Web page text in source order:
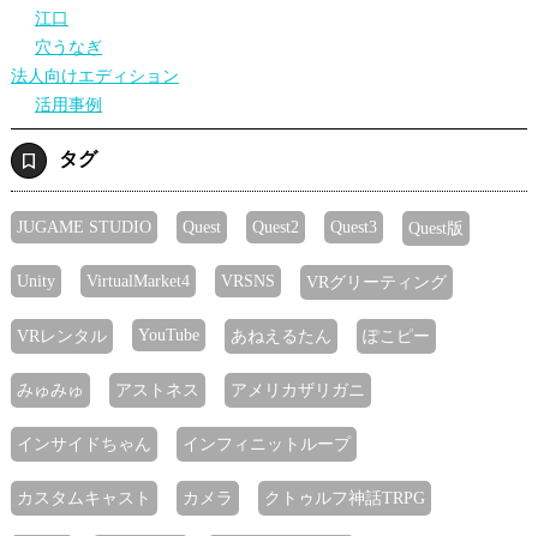
江口
穴うなぎ
法人向けエディション
活用事例
タグ
JUGAME STUDIO Quest Quest2 Quest3 Quest版
Unity VirtualMarket4 VRSNS VRグリーティング
VRレンタル YouTube あねえるたん ぽこピー
みゅみゅ アストネス アメリカザリガニ
インサイドちゃん インフィニットループ
カスタムキャスト カメラ クトゥルフ神話TRPG